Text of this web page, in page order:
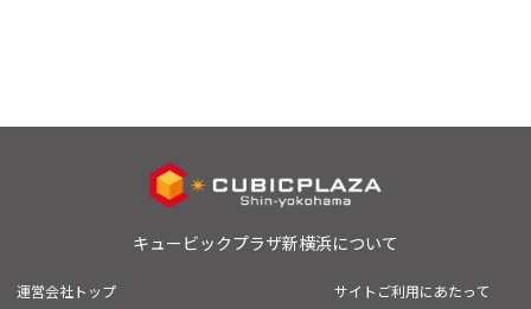
キュービックプラザ新横浜について
運営会社トップ サイトご利用にあたって